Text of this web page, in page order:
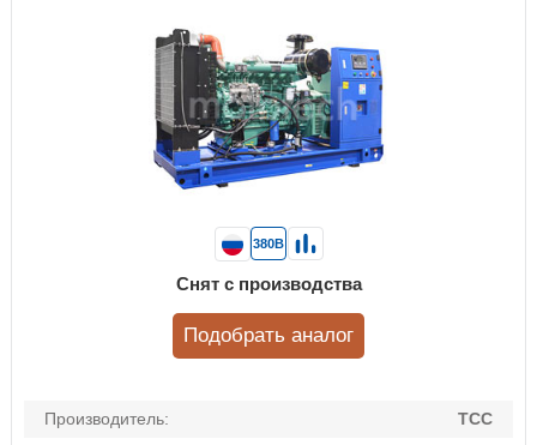
Производитель:
ТСС
380В
Снят с производства
Подобрать аналог